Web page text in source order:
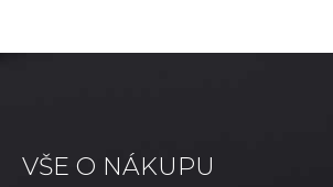
VŠE O NÁKUPU